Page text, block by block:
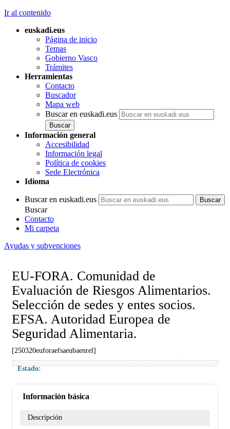
Ir al contenido
euskadi.eus
Página de inicio
Temas
Gobierno Vasco
Trámites
Herramientas
Contacto
Buscador
Mapa web
Buscar en euskadi.eus
Información general
Accesibilidad
Información legal
Política de cookies
Sede Electrónica
Idioma
Buscar en euskadi.eus
Buscar
Contacto
Mi carpeta
Ayudas y subvenciones
EU-FORA. Comunidad de
Evaluación de Riesgos Alimentarios.
Selección de sedes y entes socios.
EFSA. Autoridad Europea de
Seguridad Alimentaria.
[250320euforaefsaeubaenrel]
Estado:
Información básica
Descripción